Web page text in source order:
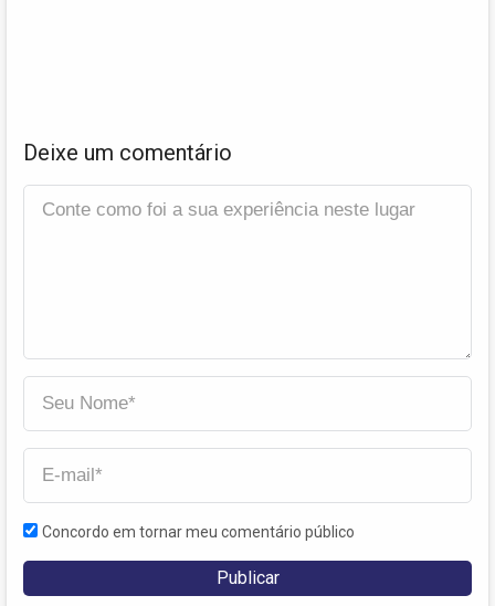
Deixe um comentário
Concordo em tornar meu comentário público